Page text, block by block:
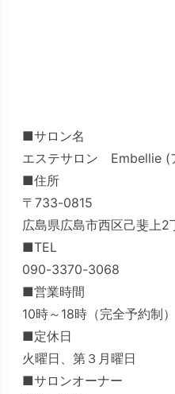
■サロン名
エステサロン Embellie (
■住所
〒733-0815
広島県広島市西区己斐上2
■TEL
090-3370-3068
■営業時間
10時～18時（完全予約制
■定休日
火曜日、第３月曜日
■サロンオーナー